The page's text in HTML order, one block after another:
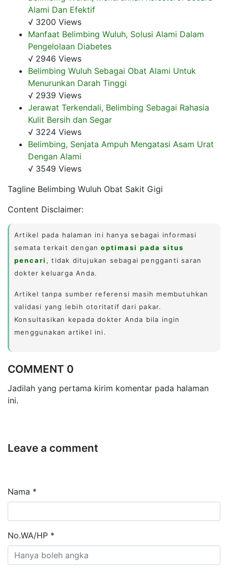
Alami Dan Efektif
√ 3200 Views
Manfaat Belimbing Wuluh, Solusi Alami Dalam
Pengelolaan Diabetes
√ 2946 Views
Belimbing Wuluh Sebagai Obat Alami Untuk
Menurunkan Darah Tinggi
√ 2939 Views
Jerawat Terkendali, Belimbing Sebagai Rahasia
Kulit Bersih dan Segar
√ 3224 Views
Belimbing, Senjata Ampuh Mengatasi Asam Urat
Dengan Alami
√ 3549 Views
Tagline Belimbing Wuluh Obat Sakit Gigi
Content Disclaimer:
Artikel pada halaman ini hanya sebagai informasi
semata terkait denganoptimasi pada situs
pencari , tidak ditujukan sebagai pengganti saran
dokter keluarga Anda.
Artikel tanpa sumber referensi masih membutuhkan
validasi yang lebih otoritatif dari pakar.
Konsultasikan kepada dokter Anda bila ingin
menggunakan artikel ini.
COMMENT 0
Jadilah yang pertama kirim komentar pada halaman
ini.
Leave a comment
Nama *
No.WA/HP *